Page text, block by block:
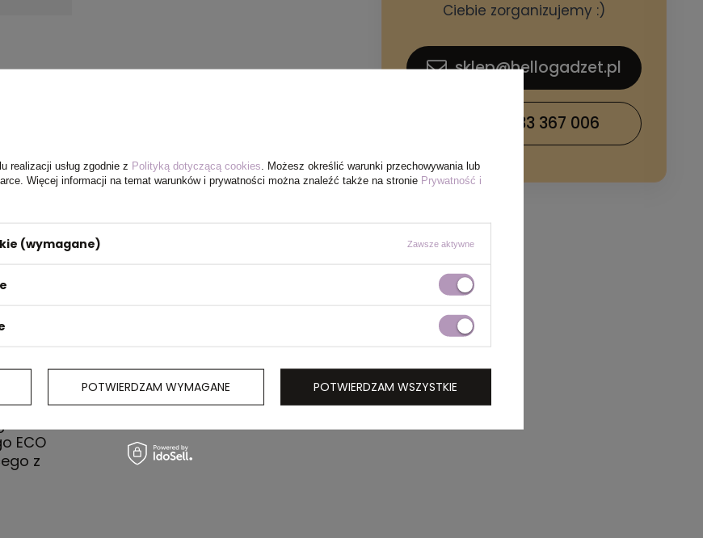
ECO
z
Ciebie zorganizujemy :)
sklep@hellogadzet.pl
+48 733 367 006
realizacji usług zgodnie z Polityką dotyczącą cookies . Możesz określić warunki przechowywania lub
Więcej informacji na temat warunków i prywatności można znaleźć także na stronie Prywatność i
(wymagane) Zawsze aktywne
POTWIERDZAM WYMAGANE POTWIERDZAM WSZYSTKIE